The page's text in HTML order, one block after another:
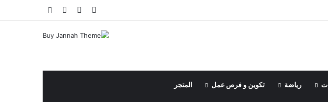
فيسبوكيوتيوب انستقرام
رياضة تكوين و فرص عمل المتجر